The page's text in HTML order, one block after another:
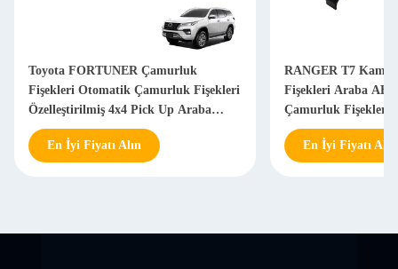
Toyota FORTUNER Çamurluk
Fişekleri Otomatik Çamurluk Fişekleri
Özelleştirilmiş 4x4 Pick Up Araba
Aksesuarları
En İyi Fiyatı Alın
RANGER T7
Fişekleri Araba
Çamurluk Fişekleri
En İyi Fiyatı Alın